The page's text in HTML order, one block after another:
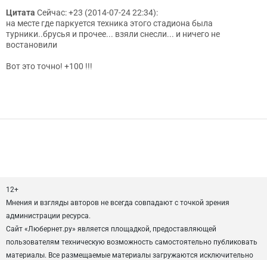
Цитата Сейчас: +23 (2014-07-24 22:34):
на месте где паркуется техника этого стадиона была
турники..брусья и прочее... взяли снесли... и ничего не
востановили
Вот это точно! +100 !!!
12+
Мнения и взгляды авторов не всегда совпадают с точкой зрения
администрации ресурса.
Сайт «Любернет.ру» является площадкой, предоставляющей
пользователям техническую возможность самостоятельно публиковать
материалы. Все размещаемые материалы загружаются исключительно